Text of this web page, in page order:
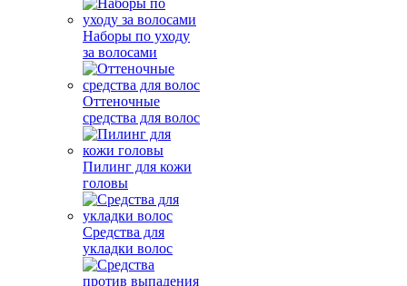
Наборы по уходу
за волосами
Оттеночные
средства для волос
Пилинг для кожи
головы
Средства для
укладки волос